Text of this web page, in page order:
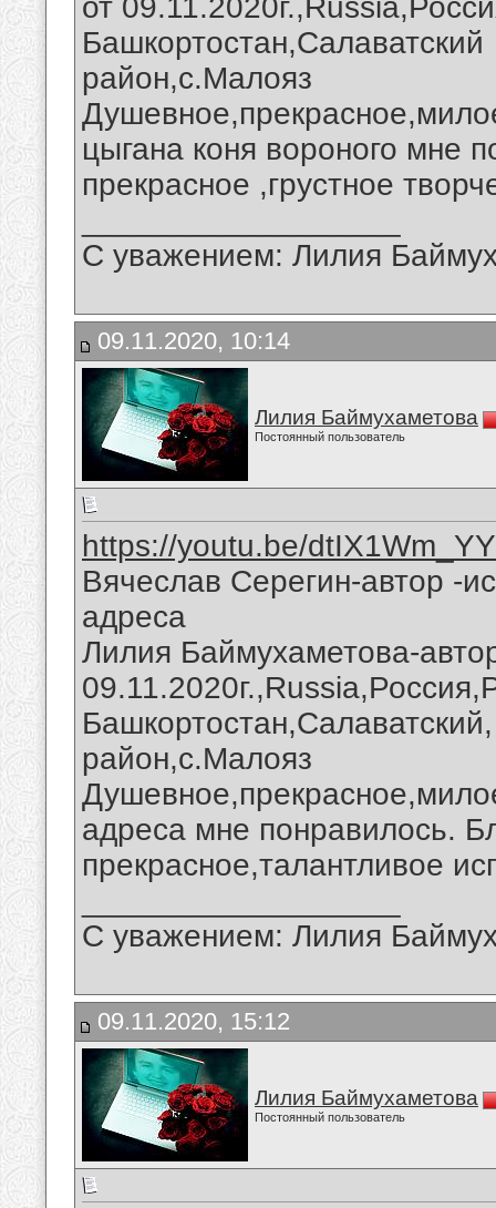
от
Башкортостан,Салаватский
район,с.Малояз
цыгана коня вороного мне
прекрасное ,грустное
С уважением: Лилия
09.11.2020, 10:14
Лилия Баймухаметова
Постоянный пользователь
https://youtu.be/
Вячеслав Серегин-автор -
адреса
Лилия Баймухаметова-
Башкортостан,Салаватский,
район,с.Малояз
адреса мне понравилось.
прекрасное,талантливое
С уважением: Лилия
09.11.2020, 15:12
Лилия Баймухаметова
Постоянный пользователь